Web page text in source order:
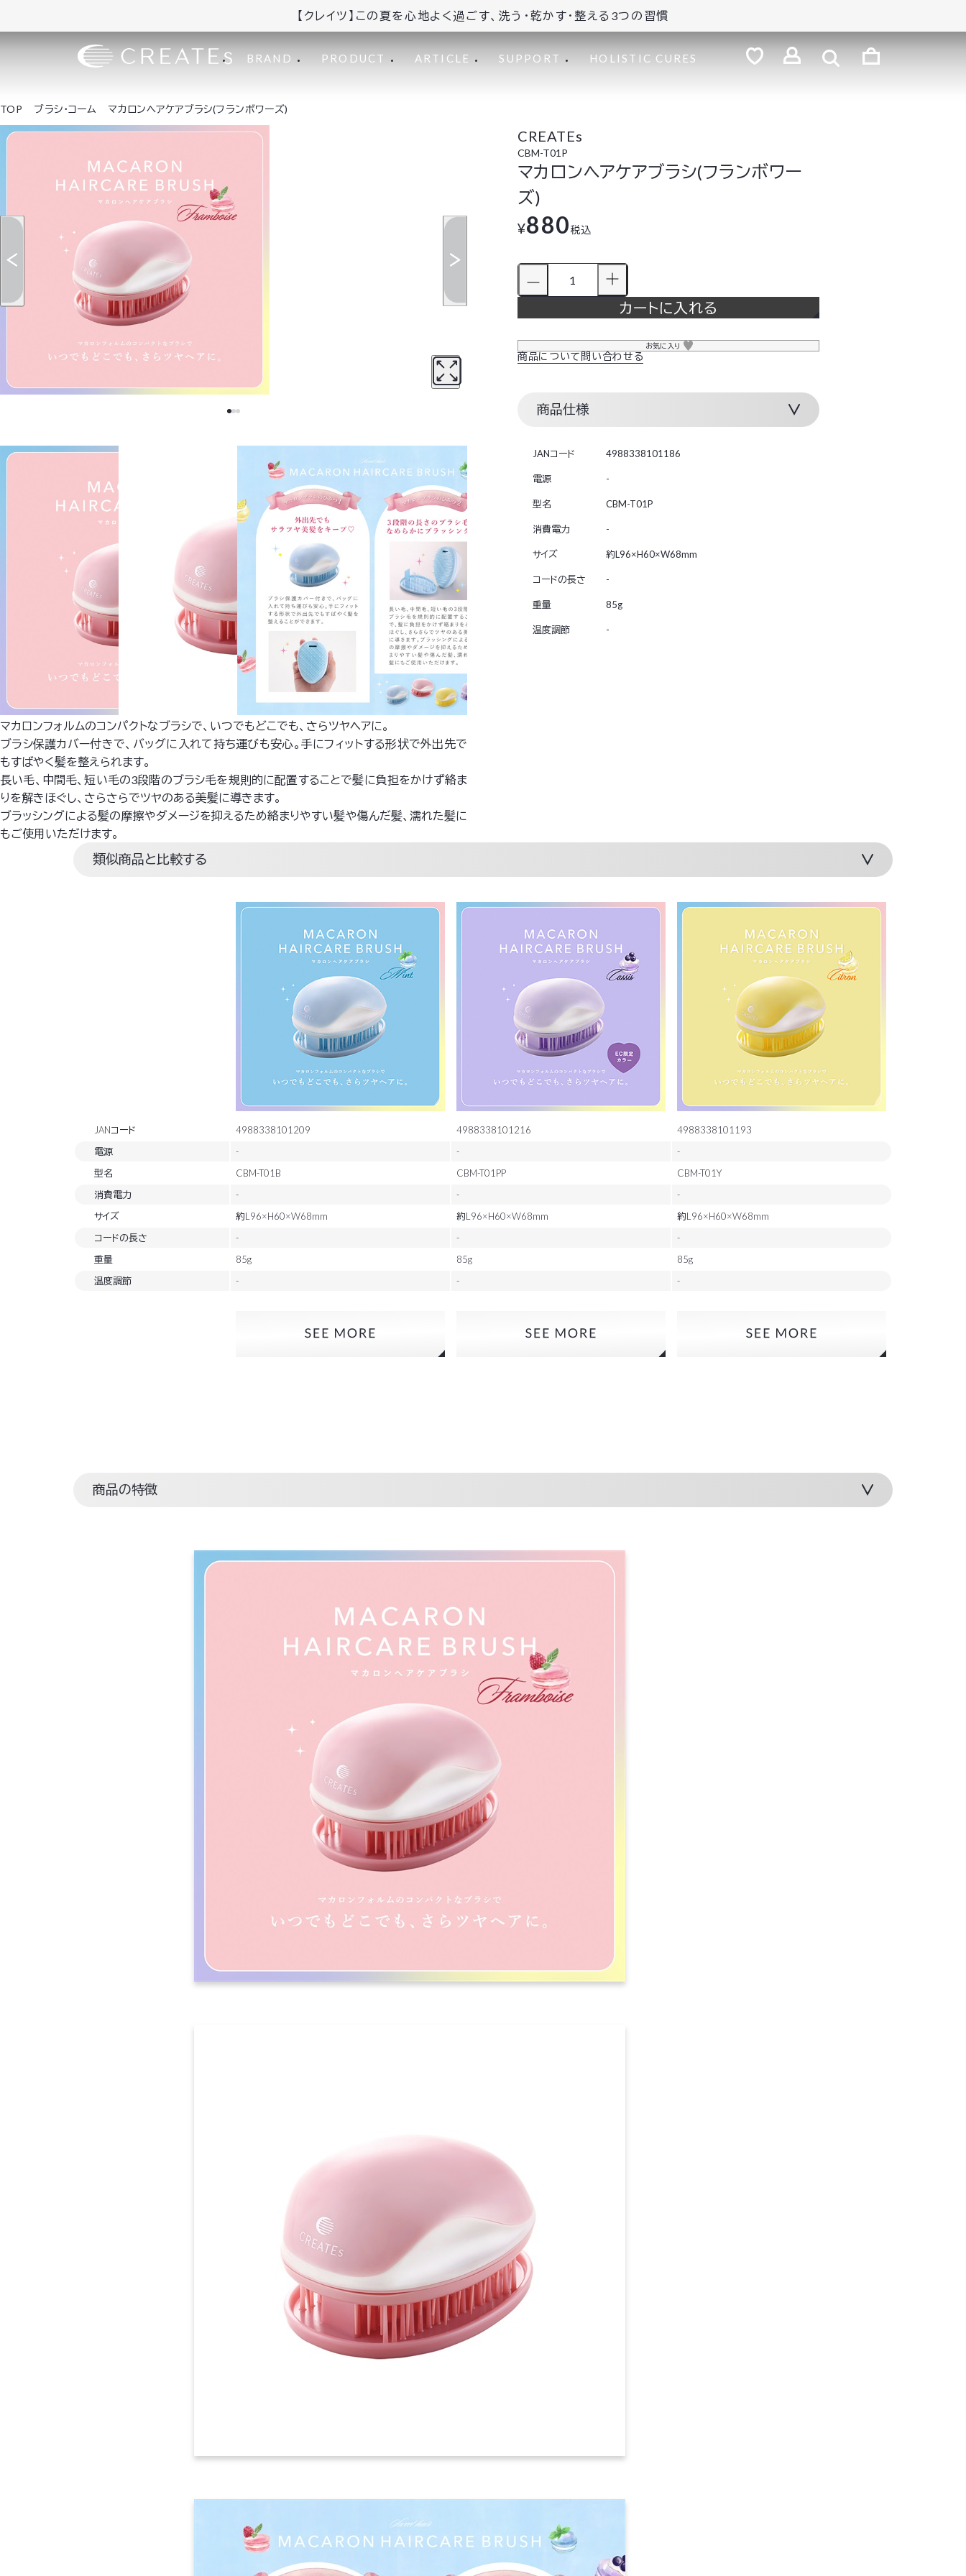
【クレイツ】この夏を心地よく過ごす、洗う・乾かす・整える3つの習慣
BRAND PRODUCT ARTICLE SUPPORT HOLISTIC CURES
TOP ブラシ・コーム マカロンヘアケアブラシ(フランボワーズ)
マカロンフォルムのコンパクトなブラシで、いつでもどこでも、さらツヤヘアに。
ブラシ保護カバー付きで、バッグに入れて持ち運びも安心。手にフィットする形状で外出先で
もすばやく髪を整えられます。
長い毛、中間毛、短い毛の3段階のブラシ毛を規則的に配置することで髪に負担をかけず絡ま
りを解きほぐし、さらさらでツヤのある美髪に導きます。
ブラッシングによる髪の摩擦やダメージを抑えるため絡まりやすい髪や傷んだ髪、濡れた髪に
もご使用いただけます。
CREATEs
CBM-T01P
マカロンヘアケアブラシ(フランボワー
ズ)
¥880税込
カートに入れる
お気に入り
商品について問い合わせる
商品仕様
JANコード 4988338101186
電源 -
型名 CBM-T01P
消費電力 -
サイズ 約L96×H60×W68mm
コードの長さ -
重量 85g
温度調節 -
類似商品と比較する
JANコード 4988338101209 4988338101216
4988338101193
電源
- -
-
型名
CBM-T01B CBM-T01PP
CBM-T01Y
消費電力
- -
-
サイズ
約L96×H60×W68mm 約L96×H60×W68mm
約L96×H60×W68mm
コードの長さ
- -
-
重量
85g 85g
85g
温度調節
- - -
商品の特徴